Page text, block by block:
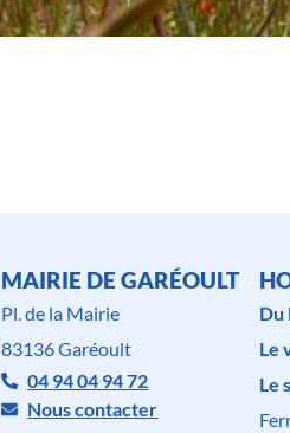
MAIRIE DE GARÉOULT
Pl. de la Mairie
83136 Garéoult
04 94 04 94 72
Nous contacter
Du
Le
Le